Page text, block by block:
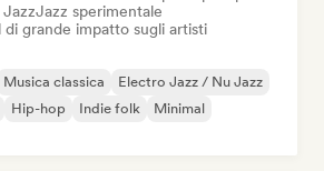
Jazz sperimentale
grande impatto sugli artisti
Musica classica
Electro Jazz / Nu Jazz
Hip-hop Indie folk
Minimal